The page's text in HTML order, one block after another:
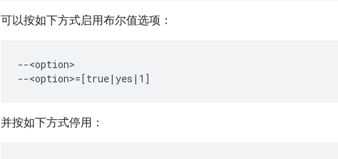
可以按如下方式启用布尔值选项：
--<option>
并按如下方式停用：